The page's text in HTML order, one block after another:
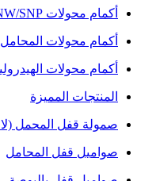
أكمام محولات SNW/SNP
أكمام محولات المحامل
أكمام محولات
المنتجات المميزة
صمولة قفل المحمل
صواميل قفل المحامل